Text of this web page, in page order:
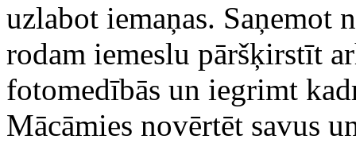
uzlabot iemaņas. Saņemot
rodam iemeslu pāršķirstīt
fotomedībās un iegrimt
Mācāmies novērtēt savus